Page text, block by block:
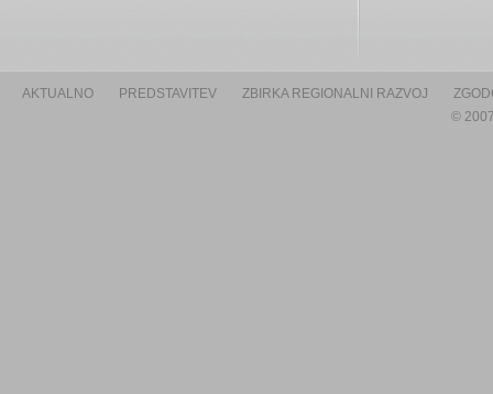
AKTUALNO PREDSTAVITEV ZBIRKA REGIONALNI RAZVOJ
©